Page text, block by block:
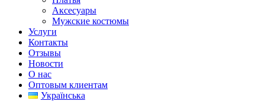
Аксесуары
Мужские костюмы
Услуги
Контакты
Отзывы
Новости
О нас
Оптовым клиентам
Українська